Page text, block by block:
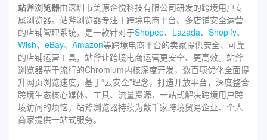
站斧浏览器由深圳市美源企悦科技有限公司研发的跨境用户专
属浏览器。站斧浏览器专注于跨境电商平台、多店铺安全运营
的店铺管理系统，是一款针对于Shopee、 Lazada、 Shopify、
Wish、 eBay、 Amazon等跨境电商平台的卖家提供安全、可靠
的店铺运营工具，站斧让跨境电商运营更安全、更高效。站斧
浏览器基于流行的Chromium内核深度开发，数百项优化全面提
升网页浏览速度，基于“云安全”理念，打造开放平台，深度整合
跨境生态核心媒体、工具、流量资源，一站式解决跨境用户跨
境访问的烦恼。站斧浏览器持续为数千家跨境贸易企业、个人
商家提供一站式服务。